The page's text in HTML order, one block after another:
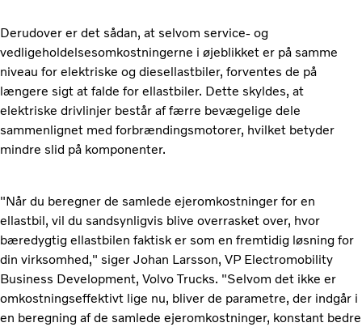
Derudover er det sådan, at selvom service- og
vedligeholdelsesomkostningerne i øjeblikket er på samme
niveau for elektriske og diesellastbiler, forventes de på
længere sigt at falde for ellastbiler. Dette skyldes, at
elektriske drivlinjer består af færre bevægelige dele
sammenlignet med forbrændingsmotorer, hvilket betyder
mindre slid på komponenter.
"Når du beregner de samlede ejeromkostninger for en
ellastbil, vil du sandsynligvis blive overrasket over, hvor
bæredygtig ellastbilen faktisk er som en fremtidig løsning for
din virksomhed," siger Johan Larsson, VP Electromobility
Business Development, Volvo Trucks. "Selvom det ikke er
omkostningseffektivt lige nu, bliver de parametre, der indgår i
en beregning af de samlede ejeromkostninger, konstant bedre